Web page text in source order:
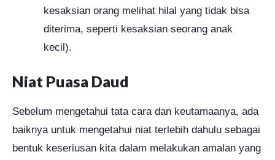
kesaksian orang melihat hilal yang tidak bisa
diterima, seperti kesaksian seorang anak
kecil).
Niat Puasa Daud
Sebelum mengetahui tata cara dan keutamaanya, ada
baiknya untuk mengetahui niat terlebih dahulu sebagai
bentuk keseriusan kita dalam melakukan amalan yang